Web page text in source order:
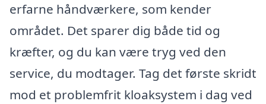
erfarne håndværkere, som kender
området. Det sparer dig både tid og
kræfter, og du kan være tryg ved den
service, du modtager. Tag det første skridt
mod et problemfrit kloaksystem i dag ved